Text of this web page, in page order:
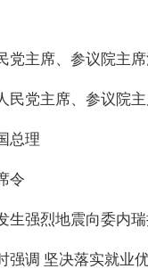
党主席、参议院主
民党主席、参议院
总理
令
生强烈地震向委内
强调 坚决落实就业